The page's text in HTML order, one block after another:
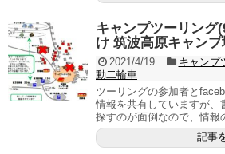
キャンプツーリング
け 筑波高原キャン
2021/4/19 キャンプ
動二輪車
ツーリングの参加者と
情報を共有していますが、
探すのが面倒なので、情報
記事